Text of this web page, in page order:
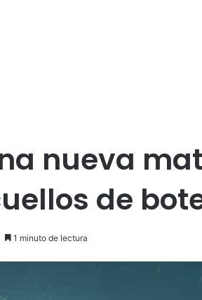
nueva
de
1 minuto de lectura